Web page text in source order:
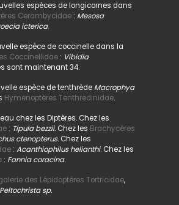
espèces de longicornes dans
Cerambycidae: Mesosa
icterica.
espèce de coccinelle dans la
Coccinellidae: Vibidia
sont maintenant 34.
espèce de tenthrède Macrophya
Hyménoptères Tenthredinidae.
chez les Diptères. Chez les
: Tipula bezzii. Chez les Brachycères
ctenopterus. Chez les
: Acanthiophilus helianthi. Chez les
: Fannia coracina.
des Lépidoptères Tortricidae,
Peltochrista sp.